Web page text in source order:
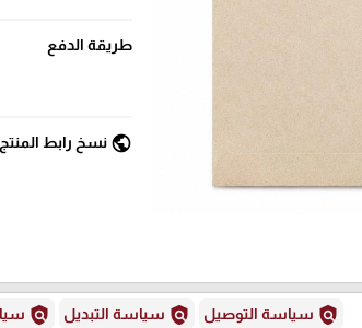
طريقة الدفع
public نسخ رابط المنتج
policy سياسة التوصيل policy سياسة التبديل policy